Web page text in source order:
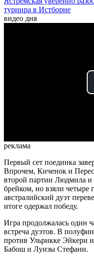
турнира в Истборне
видео дня
реклама
Первый сет поединка
Впрочем, Киченок и
второй партии Людмила и
брейком, но взяли четыре
австралийский дуэт
итоге одержал победу.
Игра продолжалась один
встреча дуэтов. В
против Ульрикке
Бабош и Луизы Стефани.